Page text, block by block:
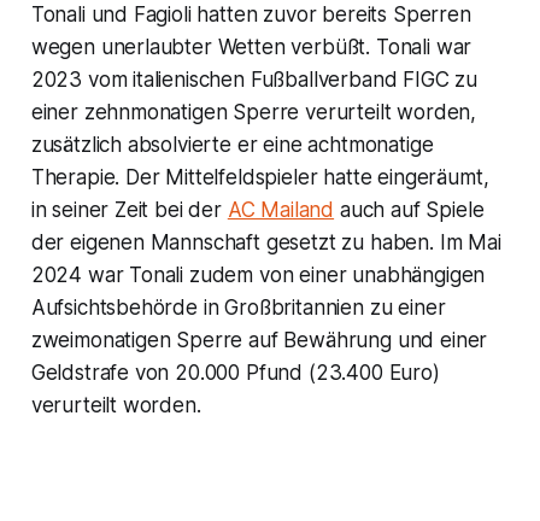
Tonali und Fagioli hatten zuvor bereits Sperren
wegen unerlaubter Wetten verbüßt. Tonali war
2023 vom italienischen Fußballverband FIGC zu
einer zehnmonatigen Sperre verurteilt worden,
zusätzlich absolvierte er eine achtmonatige
Therapie. Der Mittelfeldspieler hatte eingeräumt,
in seiner Zeit bei der AC Mailand auch auf Spiele
der eigenen Mannschaft gesetzt zu haben. Im Mai
2024 war Tonali zudem von einer unabhängigen
Aufsichtsbehörde in Großbritannien zu einer
zweimonatigen Sperre auf Bewährung und einer
Geldstrafe von 20.000 Pfund (23.400 Euro)
verurteilt worden.